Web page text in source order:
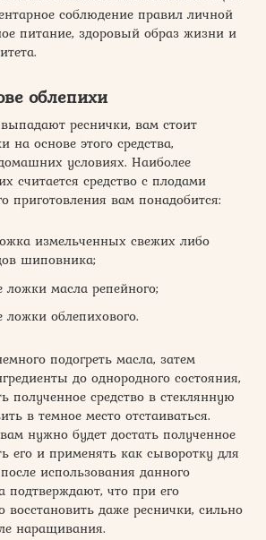
соблюдение правил личной
питание, здоровый образ жизни и
облепихи
реснички, вам стоит
на основе этого средства,
условиях. Наиболее
считается средство с плодами
приготовления вам понадобится:
измельченных свежих либо
шиповника;
ложки масла репейного;
ложки облепихового.
подогреть масла, затем
до однородного состояния,
полученное средство в стеклянную
в темное место отстаиваться.
нужно будет достать полученное
его и применять как сыворотку для
использования данного
подтверждают, что при его
даже реснички, сильно
наращивания.